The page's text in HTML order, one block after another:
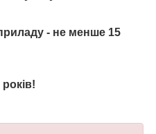
- не менше 15